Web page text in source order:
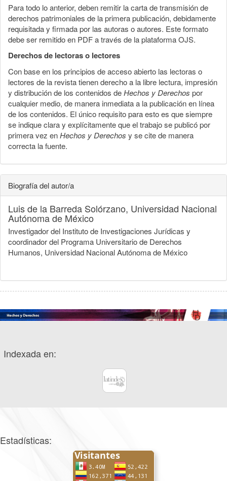
Para todo lo anterior, deben remitir la carta de transmisión de
derechos patrimoniales de la primera publicación, debidamente
requisitada y firmada por las autoras o autores. Este formato
debe ser remitido en PDF a través de la plataforma OJS.
Derechos de lectoras o lectores
Con base en los principios de acceso abierto las lectoras o
lectores de la revista tienen derecho a la libre lectura, impresión
y distribución de los contenidos deHechos y Derechos por
cualquier medio, de manera inmediata a la publicación en línea
de los contenidos. El único requisito para esto es que siempre
se indique clara y explícitamente que el trabajo se publicó por
primera vez enHechos y Derechos y se cite de manera
correcta la fuente.
Biografía del autor/a
Luis de la Barreda Solórzano, Universidad Nacional
Autónoma de México
Investigador del Instituto de Investigaciones Jurídicas y
coordinador del Programa Universitario de Derechos
Humanos, Universidad Nacional Autónoma de México
Indexada en:
Estadísticas: